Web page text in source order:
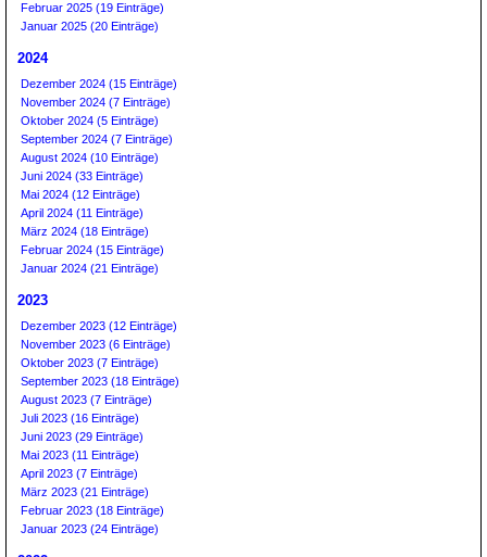
Februar 2025 (19 Einträge)
Januar 2025 (20 Einträge)
2024
Dezember 2024 (15 Einträge)
November 2024 (7 Einträge)
Oktober 2024 (5 Einträge)
September 2024 (7 Einträge)
August 2024 (10 Einträge)
Juni 2024 (33 Einträge)
Mai 2024 (12 Einträge)
April 2024 (11 Einträge)
März 2024 (18 Einträge)
Februar 2024 (15 Einträge)
Januar 2024 (21 Einträge)
2023
Dezember 2023 (12 Einträge)
November 2023 (6 Einträge)
Oktober 2023 (7 Einträge)
September 2023 (18 Einträge)
August 2023 (7 Einträge)
Juli 2023 (16 Einträge)
Juni 2023 (29 Einträge)
Mai 2023 (11 Einträge)
April 2023 (7 Einträge)
März 2023 (21 Einträge)
Februar 2023 (18 Einträge)
Januar 2023 (24 Einträge)